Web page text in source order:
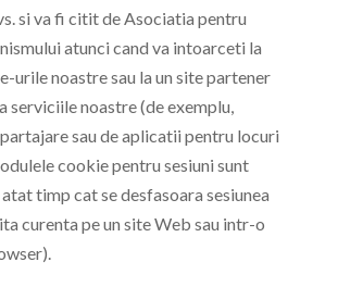
si va fi citit de Asociatia pentru
atunci cand va intoarceti la
urile noastre sau la un site partener
serviciile noastre (de exemplu,
sau de aplicatii pentru locuri
cookie pentru sesiuni sunt
timp cat se desfasoara sesiunea
curenta pe un site Web sau intr-o